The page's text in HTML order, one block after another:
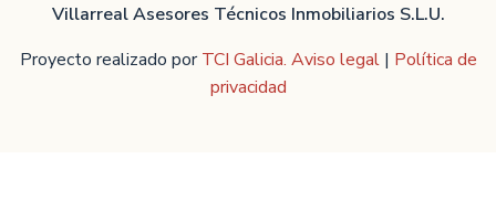
Villarreal Asesores Técnicos Inmobiliarios S.L.U.
Proyecto realizado porTCI Galicia. Aviso legal | Política de
privacidad